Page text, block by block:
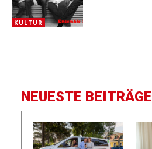
KULTUR
NEUESTE BEITRÄGE